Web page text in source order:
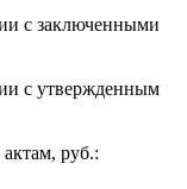
с заключенными
с утвержденным
руб.: